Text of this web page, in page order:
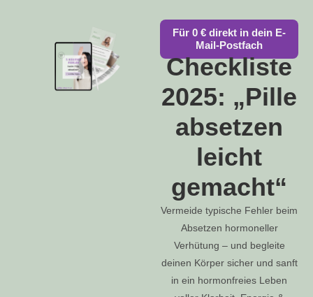
Für 0 € direkt in dein E-
Mail-Postfach
Checkliste
2025: „Pille
absetzen
leicht
gemacht“
Vermeide typische Fehler beim
Absetzen hormoneller
Verhütung – und begleite
deinen Körper sicher und sanft
in ein hormonfreies Leben